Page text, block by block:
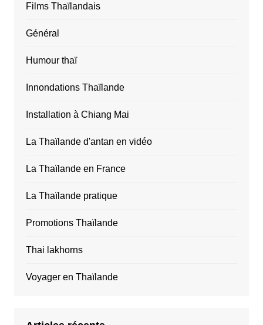
Films Thaïlandais
Général
Humour thaï
Innondations Thaïlande
Installation à Chiang Mai
La Thaïlande d'antan en vidéo
La Thaïlande en France
La Thaïlande pratique
Promotions Thaïlande
Thai lakhorns
Voyager en Thaïlande